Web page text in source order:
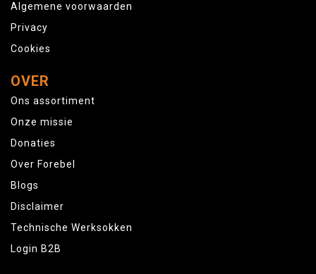
Algemene voorwaarden
Privacy
Cookies
OVER
Ons assortiment
Onze missie
Donaties
Over Forebel
Blogs
Disclaimer
Technische Werksokken
Login B2B